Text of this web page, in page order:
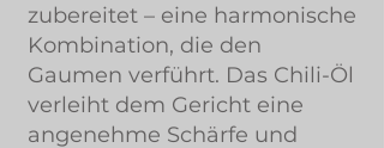
zubereitet – eine harmonische
Kombination, die den
Gaumen verführt. Das Chili-Öl
verleiht dem Gericht eine
angenehme Schärfe und